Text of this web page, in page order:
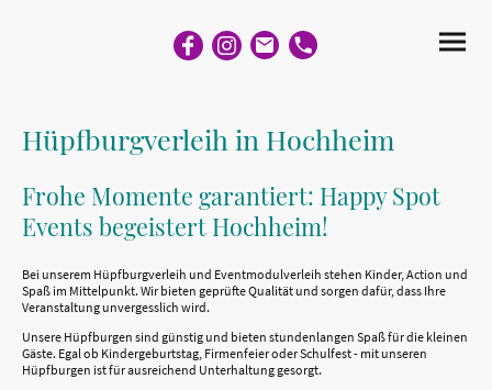
Hüpfburgverleih in Hochheim
Frohe Momente garantiert: Happy Spot
Events begeistert Hochheim!
Bei unserem Hüpfburgverleih und Eventmodulverleih stehen Kinder, Action und
Spaß im Mittelpunkt. Wir bieten geprüfte Qualität und sorgen dafür, dass Ihre
Veranstaltung unvergesslich wird.
Unsere Hüpfburgen sind günstig und bieten stundenlangen Spaß für die kleinen
Gäste. Egal ob Kindergeburtstag, Firmenfeier oder Schulfest - mit unseren
Hüpfburgen ist für ausreichend Unterhaltung gesorgt.